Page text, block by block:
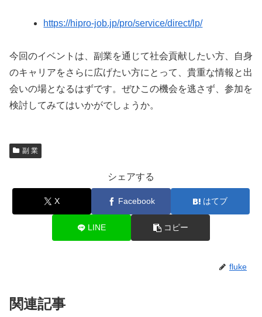
https://hipro-job.jp/pro/service/direct/lp/
今回のイベントは、副業を通じて社会貢献したい方、自身
のキャリアをさらに広げたい方にとって、貴重な情報と出
会いの場となるはずです。ぜひこの機会を逃さず、参加を
検討してみてはいかがでしょうか。
副 業
シェアする
X Facebook はてブ
LINE コピー
fluke
関連記事